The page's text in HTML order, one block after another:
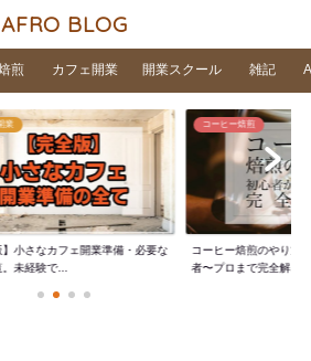
AFRO BLOG
煎 カフェ開業 開業スクール 雑記
業
】小さなカフェ開業準備・必要な
未経験で...
コーヒー焙煎
コーヒー焙煎のやり方
者〜プロまで完全解...